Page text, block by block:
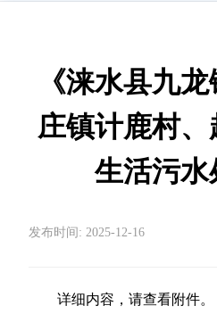
《涞水县九
庄镇计鹿村
生活污
发布时间: 2025-12-16
详细内容，请查看附件。